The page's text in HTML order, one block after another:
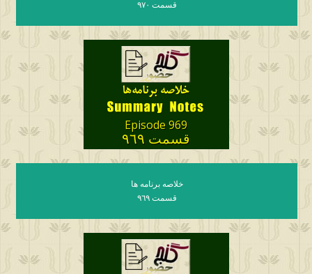
قسمت ٩٧٠
Episode 969
قسمت ٩٦٩
خلاصه برنامه ها
قسمت ٩٦٩